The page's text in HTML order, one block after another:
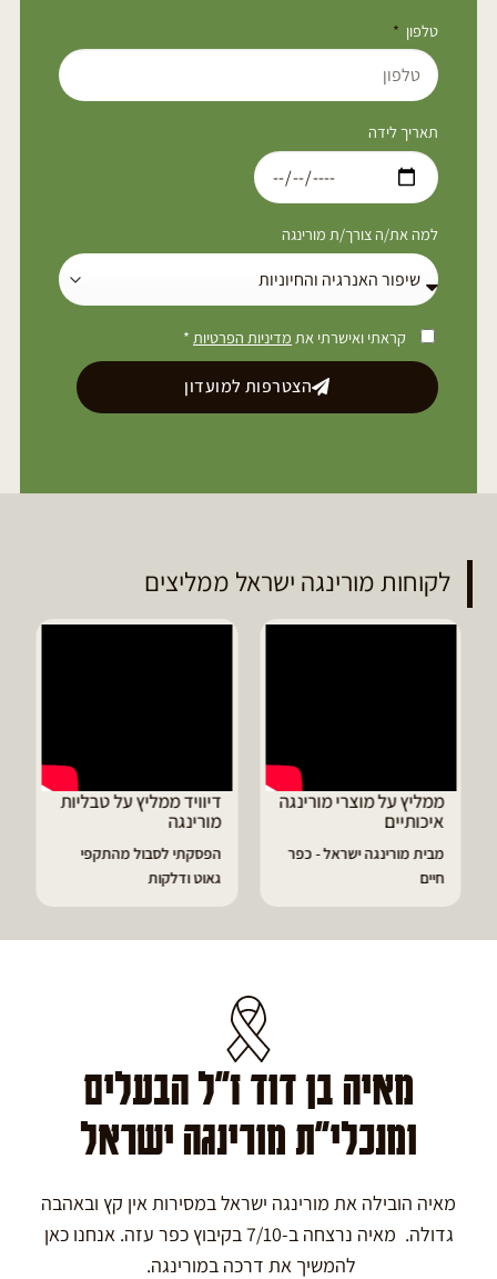
טלפון
תאריך לידה
למה את/ה צורך/ת מורינגה
קראתי ואישרתי את מדיניות הפרטיות*
הצטרפות למועדון
לקוחות מורינגה ישראל ממליצים
ממליץ על מוצרי מורינגה
איכותיים
מבית מורינגה ישראל - כפר
חיים
דיוויד ממליץ על טבליות
מורינגה
הפסקתי לסבול מהתקפי
גאוט ודלקות
מאיה בן דוד ז"ל הבעלים
ומנכלי"ת מורינגה ישראל
מאיה הובילה את מורינגה ישראל במסירות אין קץ ובאהבה
גדולה. מאיה נרצחה ב-7/10 בקיבוץ כפר עזה. אנחנו כאן
להמשיך את דרכה במורינגה.